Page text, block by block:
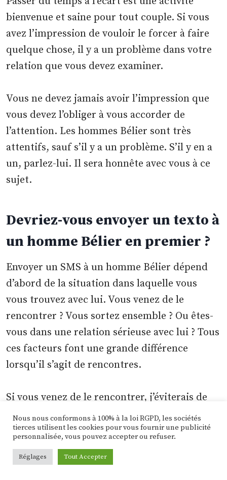
bienvenue et saine pour tout couple. Si vous
avez l’impression de vouloir le forcer à faire
quelque chose, il y a un problème dans votre
relation que vous devez examiner.
Vous ne devez jamais avoir l’impression que
vous devez l’obliger à vous accorder de
l’attention. Les hommes Bélier sont très
attentifs, sauf s’il y a un problème. S’il y en a
un, parlez-lui. Il sera honnête avec vous à ce
sujet.
Devriez-vous envoyer un texto à
un homme Bélier en premier ?
Envoyer un SMS à un homme Bélier dépend
d’abord de la situation dans laquelle vous
vous trouvez avec lui. Vous venez de le
rencontrer ? Vous sortez ensemble ? Ou êtes-
vous dans une relation sérieuse avec lui ? Tous
ces facteurs font une grande différence
lorsqu’il s’agit de rencontres.
Si vous venez de le rencontrer, j’éviterais de
lui envoyer des SMS trop souvent. Cet homme
est un chasseur et vous devez être sa proie.
Faites en sorte qu’il vous poursuive en vous
envoyant un message en premier. Il ne veut
Nous nous conformons à 100% à la loi RGPD, les sociétés
tierces utilisent les cookies pour vous fournir une publicité
personnalisée, vous pouvez accepter ou refuser.
Réglages Tout Accepter